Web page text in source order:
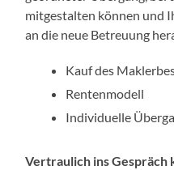
mitgestalten können und
an die neue Betreuung
Kauf des
Rentenmodell
Individuelle
Vertraulich ins Gespräch